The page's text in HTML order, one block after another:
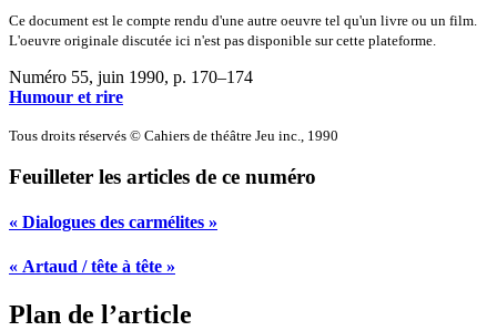
Ce document est le compte rendu d'une autre oeuvre tel qu'un livre ou un film.
L'oeuvre originale discutée ici n'est pas disponible sur cette plateforme.
Numéro 55, juin 1990, p. 170–174
Humour et rire
Tous droits réservés © Cahiers de théâtre Jeu inc., 1990
Feuilleter les articles de ce numéro
« Dialogues des carmélites »
« Artaud / tête à tête »
Plan de l’article